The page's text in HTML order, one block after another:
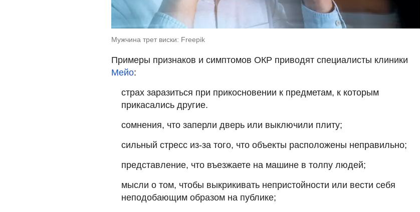
Мужчина трет виски: Freepik
Примеры признаков и симптомов ОКР приводят специалисты клиники
Мейо:
страх заразиться при прикосновении к предметам, к которым
прикасались другие.
сомнения, что заперли дверь или выключили плиту;
сильный стресс из-за того, что объекты расположены неправильно;
представление, что въезжаете на машине в толпу людей;
мысли о том, чтобы выкрикивать непристойности или вести себя
неподобающим образом на публике;